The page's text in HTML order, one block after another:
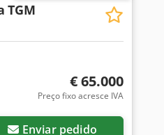
TGM
€ 65.000
Preço fixo acresce IVA
Enviar pedido